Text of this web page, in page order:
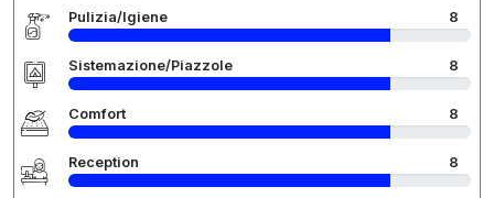
Pulizia/Igiene 8
Sistemazione/Piazzole 8
Comfort 8
Reception 8